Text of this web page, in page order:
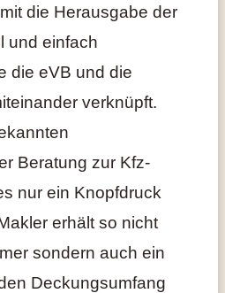
die Herausgabe der
und einfach
die eVB und die
verknüpft.
Beratung zur Kfz-
nur ein Knopfdruck
erhält so nicht
sondern auch ein
Deckungsumfang